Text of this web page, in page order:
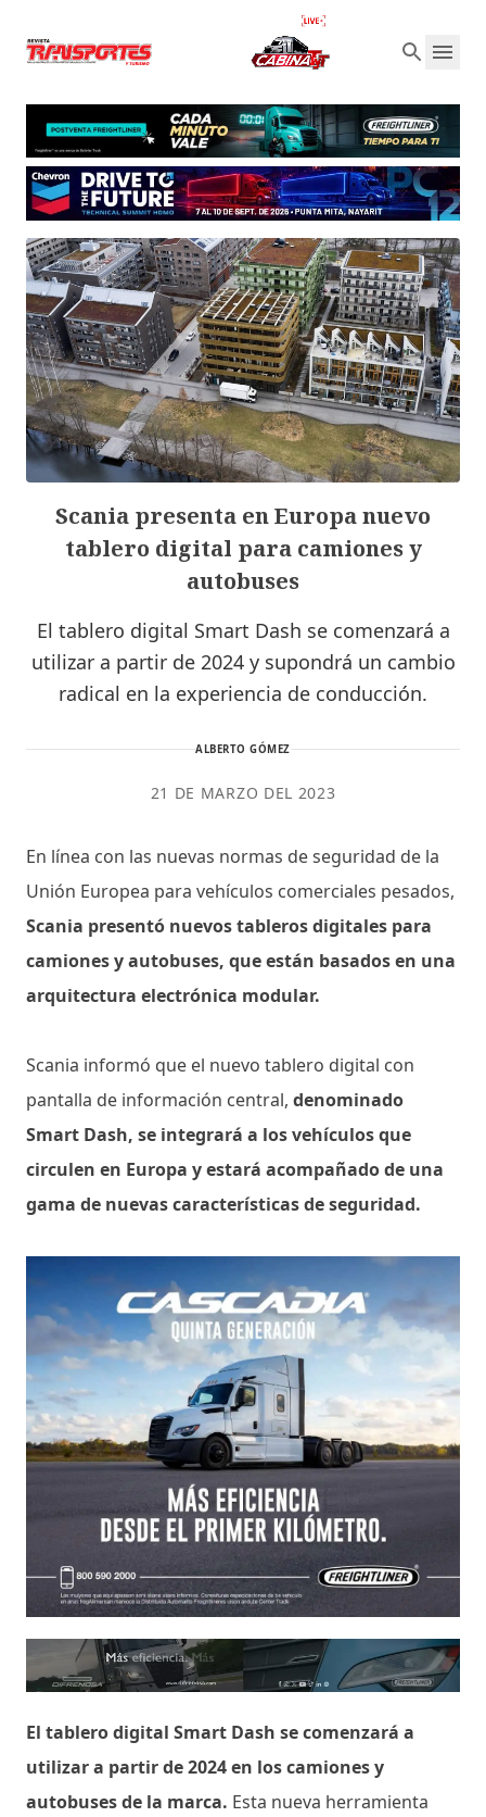
Scania presenta en Europa nuevo
tablero digital para camiones y
autobuses
El tablero digital Smart Dash se comenzará a
utilizar a partir de 2024 y supondrá un cambio
radical en la experiencia de conducción.
ALBERTO GÓMEZ
21 DE MARZO DEL 2023
En línea con las nuevas normas de seguridad de la
Unión Europea para vehículos comerciales pesados,
Scania presentó nuevos tableros digitales para
camiones y autobuses, que están basados en una
arquitectura electrónica modular.
Scania informó que el nuevo tablero digital con
pantalla de información central, denominado
Smart Dash, se integrará a los vehículos que
circulen en Europa y estará acompañado de una
gama de nuevas características de seguridad.
El tablero digital Smart Dash se comenzará a
utilizar a partir de 2024 en los camiones y
autobuses de la marca. Esta nueva herramienta